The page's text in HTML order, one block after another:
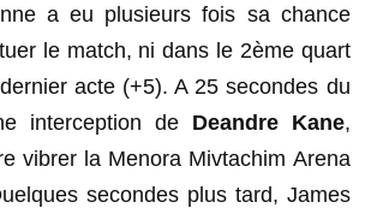
a eu plusieurs fois sa chance
le match, ni dans le 2ème quart
acte (+5). A 25 secondes du
interception de Deandre Kane,
vibrer la Menora Mivtachim Arena
secondes plus tard, James